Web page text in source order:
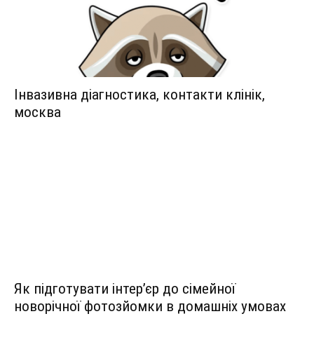
Інвазивна діагностика, контакти клінік,
москва
Як підготувати інтер’єр до сімейної
новорічної фотозйомки в домашніх умовах